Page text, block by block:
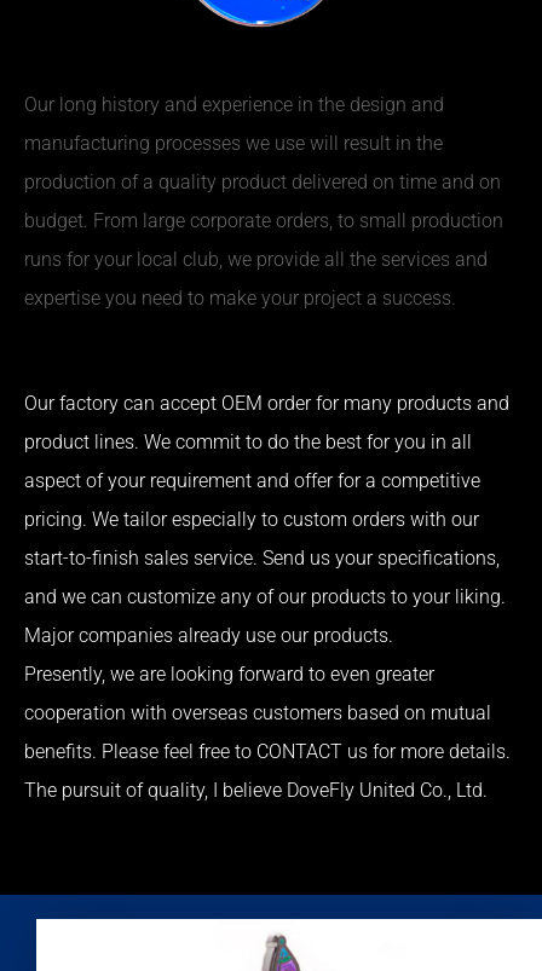
Our long history and experience in the design and
manufacturing processes we use will result in the
production of a quality product delivered on time and on
budget. From large corporate orders, to small production
runs for your local club, we provide all the services and
expertise you need to make your project a success.
Our factory can accept OEM order for many products and
product lines. We commit to do the best for you in all
aspect of your requirement and offer for a competitive
pricing. We tailor especially to custom orders with our
start-to-finish sales service. Send us your specifications,
and we can customize any of our products to your liking.
Major companies already use our products.
Presently, we are looking forward to even greater
cooperation with overseas customers based on mutual
benefits. Please feel free to CONTACT us for more details.
The pursuit of quality, I believe DoveFly United Co., Ltd.